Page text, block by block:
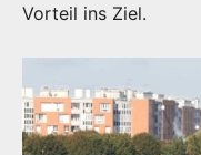
Vorteil ins Ziel.